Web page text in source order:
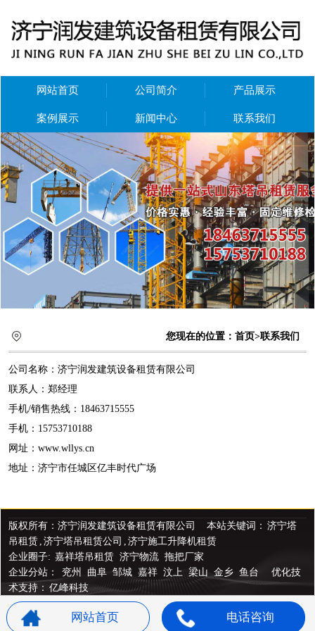
网站首页 公司简介 产品展示
案例展示 新闻中心 联系我们
您现在的位置： 首页>联系我们
公司名称：济宁润发建筑设备租赁有限公司
联系人：郑经理
手机/销售热线：18463715555
手机：15753710188
网址：www.wllys.cn
地址：济宁市任城区亿丰时代广场
版权所有：济宁润发建筑设备租赁有限公司 本站关键词： 济宁塔
吊租赁 济宁塔吊租赁公司
济宁施工升降机租赁
企业圈子: 嘉祥塔吊租赁 济宁物流 拖把厂家
企业分站：
兖州 曲阜 邹城 嘉祥 汶上 梁山 金乡 鱼台
优化技
术支持： 亿峰科技
网站首页 电话咨询